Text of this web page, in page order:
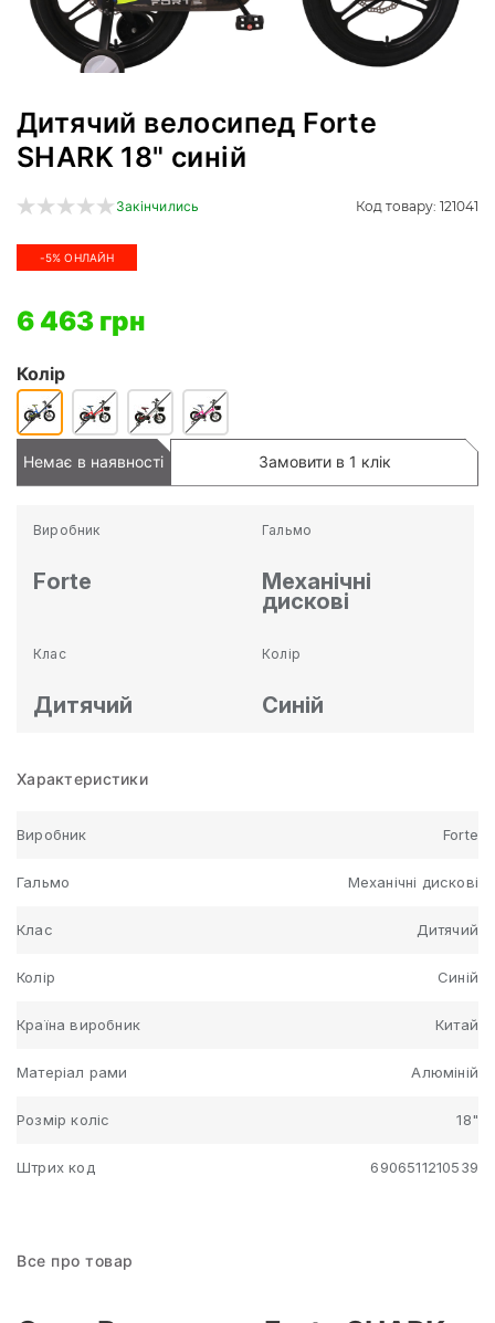
Дитячий велосипед Forte
SHARK 18" синій
Закінчились Код товару: 121041
-5% ОНЛАЙН
6 463 грн
Колір
Немає в наявності Замовити в 1 клік
Виробник
Forte
Гальмо
Механічні
дискові
Клас
Дитячий
Колір
Синій
Характеристики
Виробник Forte
Гальмо Механічні дискові
Клас Дитячий
Колір Синій
Країна виробник Китай
Матеріал рами Алюміній
Розмір коліс 18"
Штрих код 6906511210539
Все про товар